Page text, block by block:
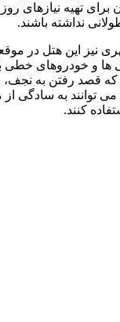
تهیه نیازهای
نداشته باشند.
نیز این هتل در
ها و خودروهای خطی
که قصد رفتن به نجف،
می توانند به سادگی
کنند.